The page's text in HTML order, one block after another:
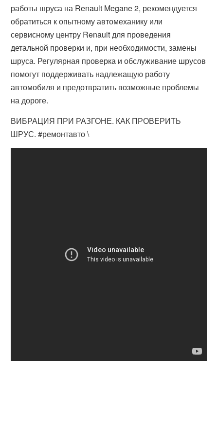
работы шруса на Renault Megane 2, рекомендуется
обратиться к опытному автомеханику или
сервисному центру Renault для проведения
детальной проверки и, при необходимости, замены
шруса. Регулярная проверка и обслуживание шрусов
помогут поддерживать надлежащую работу
автомобиля и предотвратить возможные проблемы
на дороге.
ВИБРАЦИЯ ПРИ РАЗГОНЕ. КАК ПРОВЕРИТЬ
ШРУС. #ремонтавто \